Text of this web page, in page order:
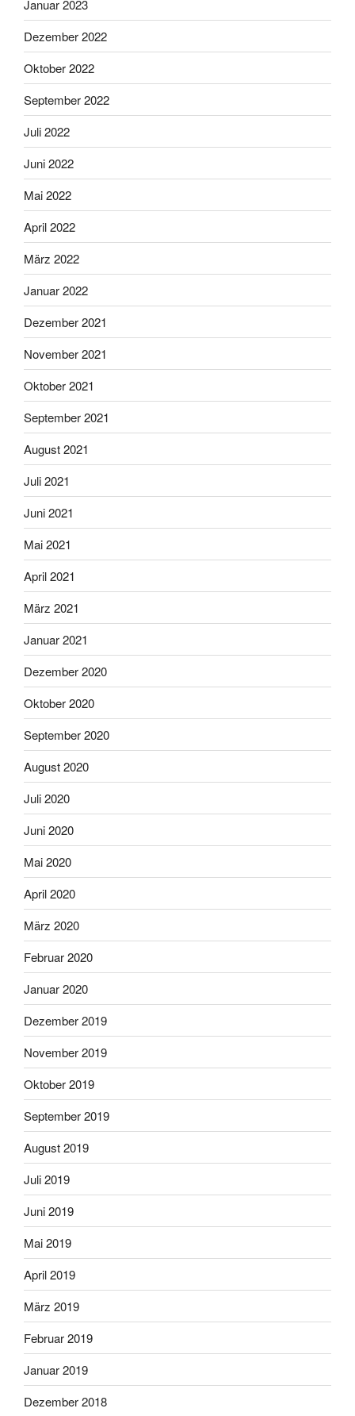
Januar 2023
Dezember 2022
Oktober 2022
September 2022
Juli 2022
Juni 2022
Mai 2022
April 2022
März 2022
Januar 2022
Dezember 2021
November 2021
Oktober 2021
September 2021
August 2021
Juli 2021
Juni 2021
Mai 2021
April 2021
März 2021
Januar 2021
Dezember 2020
Oktober 2020
September 2020
August 2020
Juli 2020
Juni 2020
Mai 2020
April 2020
März 2020
Februar 2020
Januar 2020
Dezember 2019
November 2019
Oktober 2019
September 2019
August 2019
Juli 2019
Juni 2019
Mai 2019
April 2019
März 2019
Februar 2019
Januar 2019
Dezember 2018